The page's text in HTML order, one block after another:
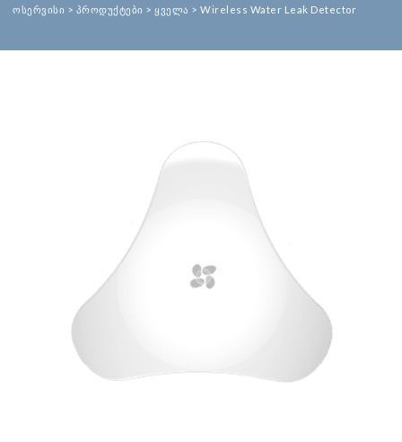
ოსერვისი > პროდუქტები > ყველა > Wireless Water Leak Detector